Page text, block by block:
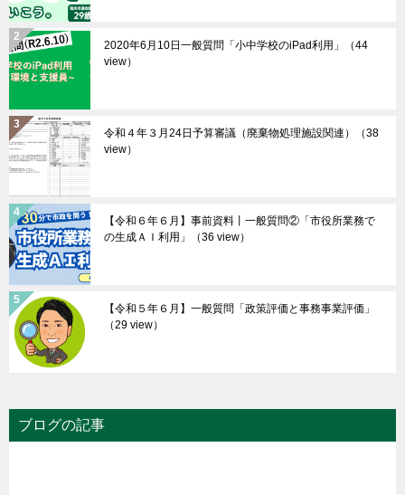
2020年6月10日一般質問「小中学校のiPad利用」
（44
view）
令和４年３月24日予算審議（廃棄物処理施設関連）
（38
view）
【令和６年６月】事前資料丨一般質問②「市役所業務で
の生成ＡＩ利用」
（36 view）
【令和５年６月】一般質問「政策評価と事務事業評価」
（29 view）
ブログの記事